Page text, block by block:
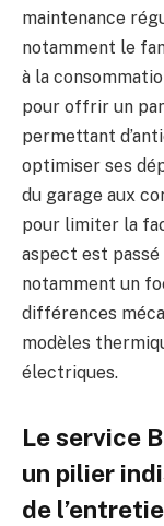
maintenance
notamment le
à la
pour offrir un
permettant
optimiser ses
du garage aux
pour limiter la
aspect est passé
notamment un
différences
modèles
électriques.
Le service
un pilier
de